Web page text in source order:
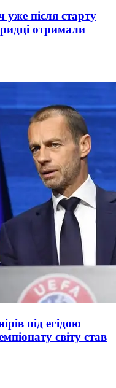
уже після старту
отримали
під егідою
світу став